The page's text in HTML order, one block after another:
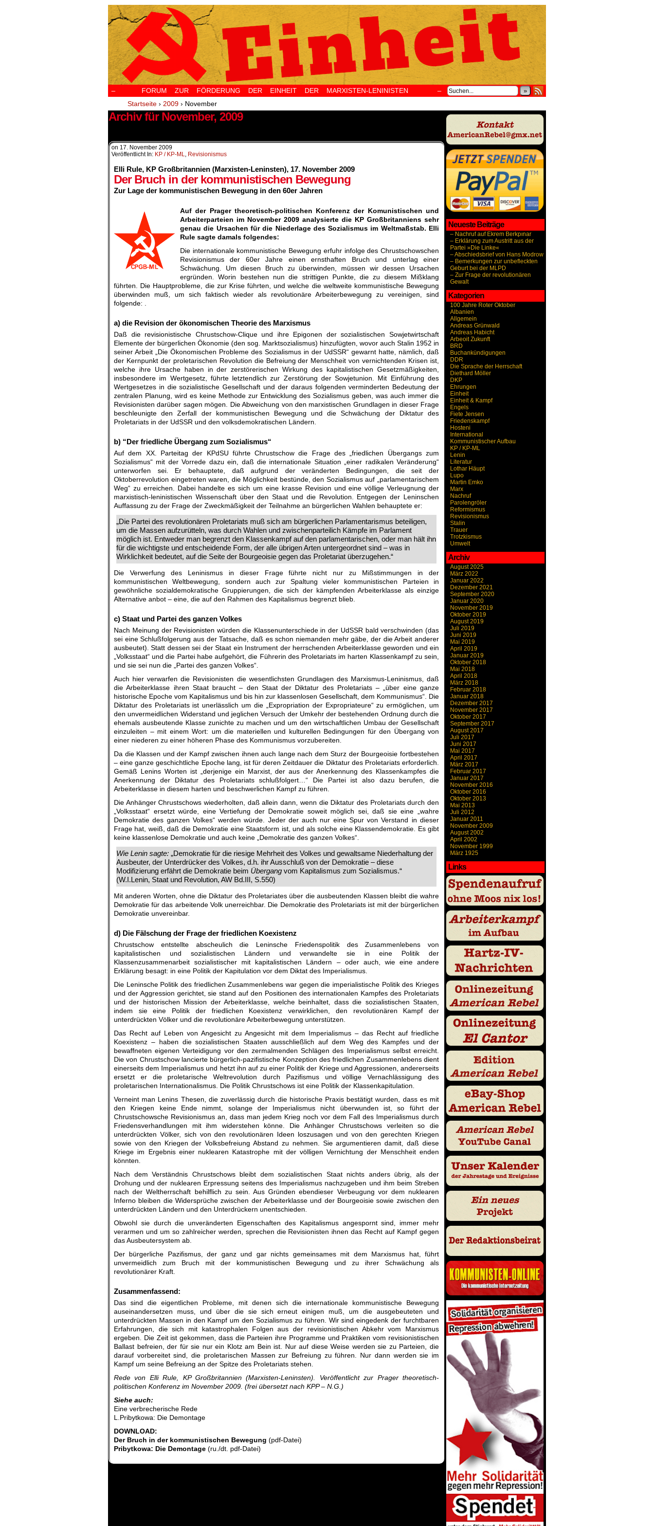
– FORUM ZUR FÖRDERUNG DER EINHEIT DER MARXISTEN-LENINISTEN – »
Startseite › 2009 › November
Archiv für November, 2009
on 17. November 2009
Veröffentlicht In: KP / KP-ML, Revisionismus
Elli Rule, KP Großbritannien (Marxisten-Leninsten), 17. November 2009
Der Bruch in der kommunistischen Bewegung
Zur Lage der kommunistischen Bewegung in den 60er Jahren
Auf der Prager theoretisch-politischen Konferenz der Komunistischen und
Arbeiterparteien im November 2009 analysierte die KP Großbritanniens sehr
genau die Ursachen für die Niederlage des Sozialismus im Weltmaßstab. Elli
Rule sagte damals folgendes:
Die internationale kommunistische Bewegung erfuhr infolge des Chrustschowschen
Revisionismus der 60er Jahre einen ernsthaften Bruch und unterlag einer
Schwächung. Um diesen Bruch zu überwinden, müssen wir dessen Ursachen
ergründen. Worin bestehen nun die strittigen Punkte, die zu diesem Mißklang
führten. Die Hauptprobleme, die zur Krise führten, und welche die weltweite kommunistische Bewegung
überwinden muß, um sich faktisch wieder als revolutionäre Arbeiterbewegung zu vereinigen, sind
folgende: .
a) die Revision der ökonomischen Theorie des Marxismus
Daß die revisionistische Chrustschow-Clique und ihre Epigonen der sozialistischen Sowjetwirtschaft
Elemente der bürgerlichen Ökonomie (den sog. Marktsozialismus) hinzufügten, wovor auch Stalin 1952 in
seiner Arbeit „Die Ökonomischen Probleme des Sozialismus in der UdSSR“ gewarnt hatte, nämlich, daß
der Kernpunkt der proletarischen Revolution die Befreiung der Menschheit von vernichtenden Krisen ist,
welche ihre Ursache haben in der zerstörerischen Wirkung des kapitalistischen Gesetzmäßigkeiten,
insbesondere im Wertgesetz, führte letztendlich zur Zerstörung der Sowjetunion. Mit Einführung des
Wertgesetzes in die sozialistische Gesellschaft und der daraus folgenden verminderten Bedeutung der
zentralen Planung, wird es keine Methode zur Entwicklung des Sozialismus geben, was auch immer die
Revisionisten darüber sagen mögen. Die Abweichung von den marxistischen Grundlagen in dieser Frage
beschleunigte den Zerfall der kommunistischen Bewegung und die Schwächung der Diktatur des
Proletariats in der UdSSR und den volksdemokratischen Ländern.
b) “Der friedliche Übergang zum Sozialismus“
Auf dem XX. Parteitag der KPdSU führte Chrustschow die Frage des „friedlichen Übergangs zum
Sozialismus“ mit der Vorrede dazu ein, daß die internationale Situation „einer radikalen Veränderung“
unterworfen sei. Er behauptete, daß aufgrund der veränderten Bedingungen, die seit der
Oktoberrevolution eingetreten waren, die Möglichkeit bestünde, den Sozialismus auf „parlamentarischem
Weg“ zu erreichen. Dabei handelte es sich um eine krasse Revision und eine völlige Verleugnung der
marxistisch-leninistischen Wissenschaft über den Staat und die Revolution. Entgegen der Leninschen
Auffassung zu der Frage der Zweckmäßigkeit der Teilnahme an bürgerlichen Wahlen behauptete er:
„Die Partei des revolutionären Proletariats muß sich am bürgerlichen Parlamentarismus beteiligen,
um die Massen aufzurütteln, was durch Wahlen und zwischenparteilich Kämpfe im Parlament
möglich ist. Entweder man begrenzt den Klassenkampf auf den parlamentarischen, oder man hält ihn
für die wichtigste und entscheidende Form, der alle übrigen Arten untergeordnet sind – was in
Wirklichkeit bedeutet, auf die Seite der Bourgeoisie gegen das Proletariat überzugehen.“
Die Verwerfung des Leninismus in dieser Frage führte nicht nur zu Mißstimmungen in der
kommunistischen Weltbewegung, sondern auch zur Spaltung vieler kommunistischen Parteien in
gewöhnliche sozialdemokratische Gruppierungen, die sich der kämpfenden Arbeiterklasse als einzige
Alternative anbot – eine, die auf den Rahmen des Kapitalismus begrenzt blieb.
c) Staat und Partei des ganzen Volkes
Nach Meinung der Revisionisten würden die Klassenunterschiede in der UdSSR bald verschwinden (das
sei eine Schlußfolgerung aus der Tatsache, daß es schon niemanden mehr gäbe, der die Arbeit anderer
ausbeutet). Statt dessen sei der Staat ein Instrument der herrschenden Arbeiterklasse geworden und ein
„Volksstaat“ und die Partei habe aufgehört, die Führerin des Proletariats im harten Klassenkampf zu sein,
und sie sei nun die „Partei des ganzen Volkes“.
Auch hier verwarfen die Revisionisten die wesentlichsten Grundlagen des Marxismus-Leninismus, daß
die Arbeiterklasse ihren Staat braucht – den Staat der Diktatur des Proletariats – „über eine ganze
historische Epoche vom Kapitalismus und bis hin zur klassenlosen Gesellschaft, dem Kommunismus“. Die
Diktatur des Proletariats ist unerlässlich um die „Expropriation der Expropriateure“ zu ermöglichen, um
den unvermeidlichen Widerstand und jeglichen Versuch der Umkehr der bestehenden Ordnung durch die
ehemals ausbeutende Klasse zunichte zu machen und um den wirtschaftlichen Umbau der Gesellschaft
einzuleiten – mit einem Wort: um die materiellen und kulturellen Bedingungen für den Übergang von
einer niederen zu einer höheren Phase des Kommunismus vorzubereiten.
Da die Klassen und der Kampf zwischen ihnen auch lange nach dem Sturz der Bourgeoisie fortbestehen
– eine ganze geschichtliche Epoche lang, ist für deren Zeitdauer die Diktatur des Proletariats erforderlich.
Gemäß Lenins Worten ist „derjenige ein Marxist, der aus der Anerkennung des Klassenkampfes die
Anerkennung der Diktatur des Proletariats schlußfolgert…“ Die Partei ist also dazu berufen, die
Arbeiterklasse in diesem harten und beschwerlichen Kampf zu führen.
Die Anhänger Chrustschows wiederholten, daß allein dann, wenn die Diktatur des Proletariats durch den
„Volksstaat“ ersetzt würde, eine Vertiefung der Demokratie soweit möglich sei, daß sie eine „wahre
Demokratie des ganzen Volkes“ werden würde. Jeder der auch nur eine Spur von Verstand in dieser
Frage hat, weiß, daß die Demokratie eine Staatsform ist, und als solche eine Klassendemokratie. Es gibt
keine klassenlose Demokratie und auch keine „Demokratie des ganzen Volkes“.
Wie Lenin sagte: „Demokratie für die riesige Mehrheit des Volkes und gewaltsame Niederhaltung der
Ausbeuter, der Unterdrücker des Volkes, d.h. ihr Ausschluß von der Demokratie – diese
Modifizierung erfährt die Demokratie beim Übergang vom Kapitalismus zum Sozialismus.“
(W.I.Lenin, Staat und Revolution, AW Bd.III, S.550)
Mit anderen Worten, ohne die Diktatur des Proletariates über die ausbeutenden Klassen bleibt die wahre
Demokratie für das arbeitende Volk unerreichbar. Die Demokratie des Proletariats ist mit der bürgerlichen
Demokratie unvereinbar.
d) Die Fälschung der Frage der friedlichen Koexistenz
Chrustschow entstellte abscheulich die Leninsche Friedenspolitik des Zusammenlebens von
kapitalistischen und sozialistischen Ländern und verwandelte sie in eine Politik der
Klassenzusammenarbeit sozialistischer mit kapitalistischen Ländern – oder auch, wie eine andere
Erklärung besagt: in eine Politik der Kapitulation vor dem Diktat des Imperialismus.
Die Leninsche Politik des friedlichen Zusammenlebens war gegen die imperialistische Politik des Krieges
und der Aggression gerichtet, sie stand auf den Positionen des internationalen Kampfes des Proletariats
und der historischen Mission der Arbeiterklasse, welche beinhaltet, dass die sozialistischen Staaten,
indem sie eine Politik der friedlichen Koexistenz verwirklichen, den revolutionären Kampf der
unterdrückten Völker und die revolutionäre Arbeiterbewegung unterstützen.
Das Recht auf Leben von Angesicht zu Angesicht mit dem Imperialismus – das Recht auf friedliche
Koexistenz – haben die sozialistischen Staaten ausschließlich auf dem Weg des Kampfes und der
bewaffneten eigenen Verteidigung vor den zermalmenden Schlägen des Imperialismus selbst erreicht.
Die von Chrustschow lancierte bürgerlich-pazifistische Konzeption des friedlichen Zusammenlebens dient
einerseits dem Imperialismus und hetzt ihn auf zu einer Politik der Kriege und Aggressionen, andererseits
ersetzt er die proletarische Weltrevolution durch Pazifismus und völlige Vernachlässigung des
proletarischen Internationalismus. Die Politik Chrustschows ist eine Politik der Klassenkapitulation.
Verneint man Lenins Thesen, die zuverlässig durch die historische Praxis bestätigt wurden, dass es mit
den Kriegen keine Ende nimmt, solange der Imperialismus nicht überwunden ist, so führt der
Chrustschowsche Revisionismus an, dass man jedem Krieg noch vor dem Fall des Imperialismus durch
Friedensverhandlungen mit ihm widerstehen könne. Die Anhänger Chrustschows verleiten so die
unterdrückten Völker, sich von den revolutionären Ideen loszusagen und von den gerechten Kriegen
sowie von den Kriegen der Volksbefreiung Abstand zu nehmen. Sie argumentieren damit, daß diese
Kriege im Ergebnis einer nuklearen Katastrophe mit der völligen Vernichtung der Menschheit enden
könnten.
Nach dem Verständnis Chrustschows bleibt dem sozialistischen Staat nichts anders übrig, als der
Drohung und der nuklearen Erpressung seitens des Imperialismus nachzugeben und ihm beim Streben
nach der Weltherrschaft behilflich zu sein. Aus Gründen ebendieser Verbeugung vor dem nuklearen
Inferno bleiben die Widersprüche zwischen der Arbeiterklasse und der Bourgeoisie sowie zwischen den
unterdrückten Ländern und den Unterdrückern unentschieden.
Obwohl sie durch die unveränderten Eigenschaften des Kapitalismus angespornt sind, immer mehr
verarmen und um so zahlreicher werden, sprechen die Revisionisten ihnen das Recht auf Kampf gegen
das Ausbeutersystem ab.
Der bürgerliche Pazifismus, der ganz und gar nichts gemeinsames mit dem Marxismus hat, führt
unvermeidlich zum Bruch mit der kommunistischen Bewegung und zu ihrer Schwächung als
revolutionärer Kraft.
Zusammenfassend:
Das sind die eigentlichen Probleme, mit denen sich die internationale kommunistische Bewegung
auseinandersetzen muss, und über die sie sich erneut einigen muß, um die ausgebeuteten und
unterdrückten Massen in den Kampf um den Sozialismus zu führen. Wir sind eingedenk der furchtbaren
Erfahrungen, die sich mit katastrophalen Folgen aus der revisionistischen Abkehr vom Marxismus
ergeben. Die Zeit ist gekommen, dass die Parteien ihre Programme und Praktiken vom revisionistischen
Ballast befreien, der für sie nur ein Klotz am Bein ist. Nur auf diese Weise werden sie zu Parteien, die
darauf vorbereitet sind, die proletarischen Massen zur Befreiung zu führen. Nur dann werden sie im
Kampf um seine Befreiung an der Spitze des Proletariats stehen.
Rede von Elli Rule, KP Großbritannien (Marxisten-Leninsten). Veröffentlicht zur Prager theoretisch-
politischen Konferenz im November 2009. (frei übersetzt nach KPP – N.G.)
Siehe auch:
Eine verbrecherische Rede
L.Pribytkowa: Die Demontage
DOWNLOAD:
Der Bruch in der kommunistischen Bewegung (pdf-Datei)
Pribytkowa: Die Demontage (ru./dt. pdf-Datei)
Neueste Beiträge
– Nachruf auf Ekrem Berkpınar
– Erklärung zum Austritt aus der
Partei »Die Linke«
– Abschiedsbrief von Hans Modrow
– Bemerkungen zur unbefleckten
Geburt bei der MLPD
– Zur Frage der revolutionären
Gewalt
Kategorien
100 Jahre Roter Oktober
Albanien
Allgemein
Andreas Grünwald
Andreas Habicht
Arbeoit Zukunft
BRD
Buchankündigungen
DDR
Die Sprache der Herrschaft
Diethard Möller
DKP
Ehrungen
Einheit
Einheit & Kampf
Engels
Fiete Jensen
Friedenskampf
Hosteni
International
Kommunistischer Aufbau
KP / KP-ML
Lenin
Literatur
Lothar Häupt
Lupo
Martin Emko
Marx
Nachruf
Parolengröler
Reformismus
Revisionismus
Stalin
Trauer
Trotzkismus
Umwelt
Archiv
August 2025
März 2022
Januar 2022
Dezember 2021
September 2020
Januar 2020
November 2019
Oktober 2019
August 2019
Juli 2019
Juni 2019
Mai 2019
April 2019
Januar 2019
Oktober 2018
Mai 2018
April 2018
März 2018
Februar 2018
Januar 2018
Dezember 2017
November 2017
Oktober 2017
September 2017
August 2017
Juli 2017
Juni 2017
Mai 2017
April 2017
März 2017
Februar 2017
Januar 2017
November 2016
Oktober 2016
Oktober 2013
Mai 2013
Juli 2012
Januar 2011
November 2009
August 2002
April 2002
November 1999
März 1925
Links